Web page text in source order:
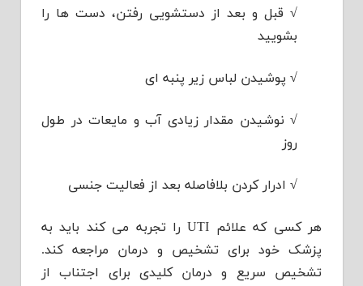
√ قبل و بعد از دستشویی رفتن، دست ها را
بشویید
√ پوشیدن لباس زیر پنبه ای
√ نوشیدن مقدار زیادی آب و مایعات در طول
روز
√ ادرار کردن بلافاصله بعد از فعالیت جنسی
هر کسی که علائم UTI را تجربه می کند باید به
پزشک خود برای تشخیص و درمان مراجعه کند.
تشخیص سریع و درمان کلیدی برای اجتناب از